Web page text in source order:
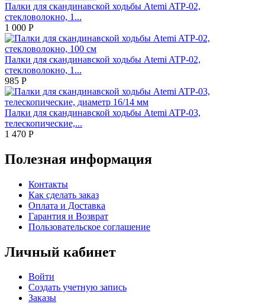
Палки для скандинавской ходьбы Atemi ATP-02,
стекловолокно, 1...
1 000 Р
Палки для скандинавской ходьбы Atemi ATP-02,
стекловолокно, 1...
985 Р
Палки для скандинавской ходьбы Atemi ATP-03,
телескопические,...
1 470 Р
Полезная информация
Контакты
Как сделать заказ
Оплата и Доставка
Гарантия и Возврат
Пользовательское соглашение
Личный кабинет
Войти
Создать учетную запись
Заказы